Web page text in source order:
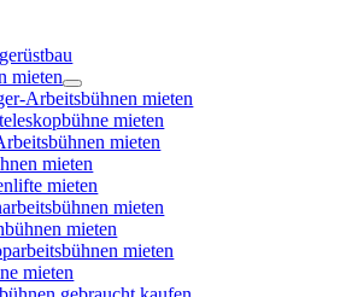
mieten
Arbeitsbühnen mieten
mieten
mieten
mieten
mieten
mieten
mieten
mieten
mieten